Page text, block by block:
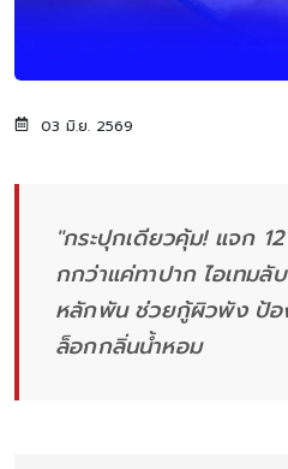
03 มิ.ย. 2569
"กระปุกเดียวคุ้ม! แจก
กกว่าแค่ทาปาก ไอเทมลั
หลักพัน ช่วยกู้ผิวพัง ป้อ
ล็อกกลิ่นน้ำหอม